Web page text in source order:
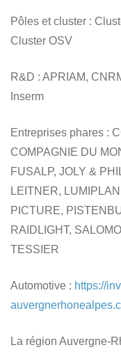
Pôles et cluster :
Cluster OSV
R&D : APRIAM,
Inserm
Entreprises phares :
COMPAGNIE DU
FUSALP, JOLY &
LEITNER,
PICTURE,
RAIDLIGHT,
TESSIER
Automotive : https://
La région Auvergne-